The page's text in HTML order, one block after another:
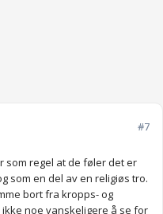
#7
som regel at de føler det er
som en del av en religiøs tro.
bort fra kropps- og
noe vanskeligere å se for